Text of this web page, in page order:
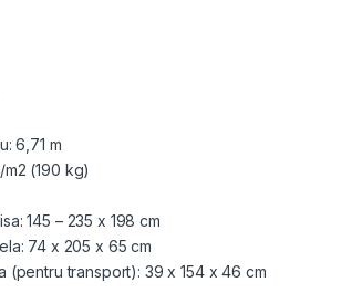
6,71 m
(190 kg)
145 – 235 x 198 cm
74 x 205 x 65 cm
(pentru transport): 39 x 154 x 46 cm